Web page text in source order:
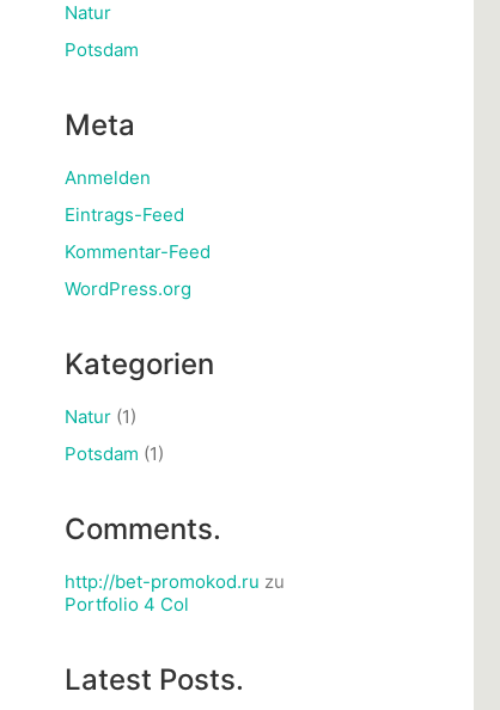
Natur
Potsdam
Meta
Anmelden
Eintrags-Feed
Kommentar-Feed
WordPress.org
Kategorien
Natur(1)
Potsdam (1)
Comments.
http://bet-promokod.ru zu
Portfolio 4 Col
Latest Posts.